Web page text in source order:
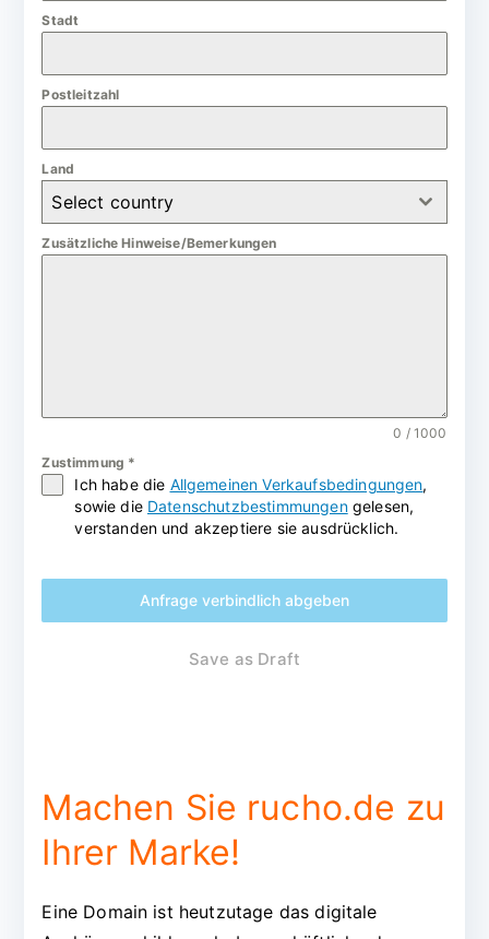
y
Stadt
Postleitzahl
Land
Select country
Zusätzliche Hinweise/Bemerkungen
0 / 1000
Zustimmung *
Ich habe die Allgemeinen Verkaufsbedingungen,
sowie die Datenschutzbestimmungengelesen,
verstanden und akzeptiere sie ausdrücklich.
Anfrage verbindlich abgeben
Save as Draft
Machen Sie rucho.de zu
Ihrer Marke!
Eine Domain ist heutzutage das digitale